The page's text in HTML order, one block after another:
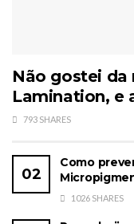
Não gostei da
Lamination, e
793 SHARES
Como
1026 SHARES